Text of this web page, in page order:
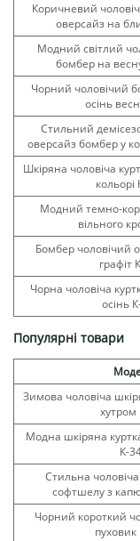
Коричневий
оверсайз на
Модний світлий
бомбер на
Чорний чоловічий
осінь
Стильний
оверсайз бомбер у
Шкіряна чоловіча
кольорі
Модний темно-
вільного
Бомбер чоловічий
графіт
Чорна чоловіча
осінь
Популярні товари
Зимова чоловіча
хутром
Модна шкіряна
К-
Стильна чоловіча
софтшелу з
Чорний короткий
пуховик